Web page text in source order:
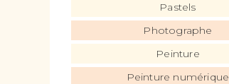
Pastels
Photographe
Peinture
Peinture numérique